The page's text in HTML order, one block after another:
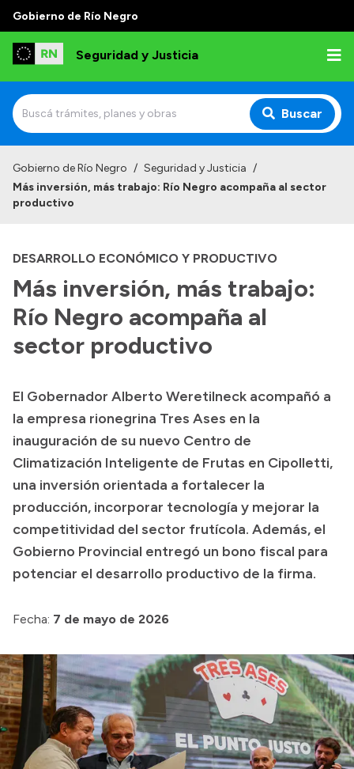
Gobierno de Río Negro
Seguridad y Justicia
Buscar
Institucional
Autoridades
Delegaciones
Normativa
Presupuesto
Boletín Oficial
Compras y licitaciones
Consulta de expedientes
Consulta de pago a proveedores
Convocatorias
Gobierno de Río Negro / Seguridad y Justicia /
Más inversión, más trabajo: Río Negro acompaña al sector
productivo
DESARROLLO ECONÓMICO Y PRODUCTIVO
Más inversión, más trabajo:
Río Negro acompaña al
sector productivo
El Gobernador Alberto Weretilneck acompañó a
la empresa rionegrina Tres Ases en la
inauguración de su nuevo Centro de
Climatización Inteligente de Frutas en Cipolletti,
una inversión orientada a fortalecer la
producción, incorporar tecnología y mejorar la
competitividad del sector frutícola. Además, el
Gobierno Provincial entregó un bono fiscal para
potenciar el desarrollo productivo de la firma.
Fecha: 7 de mayo de 2026